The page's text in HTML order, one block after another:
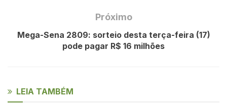
Próximo
Mega-Sena 2809: sorteio desta terça-feira (17)
pode pagar R$ 16 milhões
LEIA TAMBÉM